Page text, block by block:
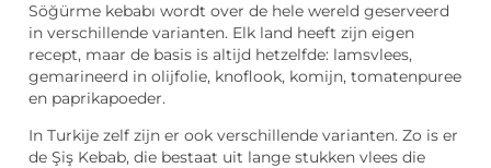
Söğürme kebabı wordt over de hele wereld geserveerd
in verschillende varianten. Elk land heeft zijn eigen
recept, maar de basis is altijd hetzelfde: lamsvlees,
gemarineerd in olijfolie, knoflook, komijn, tomatenpuree
en paprikapoeder.
In Turkije zelf zijn er ook verschillende varianten. Zo is er
de Şiş Kebab, die bestaat uit lange stukken vlees die